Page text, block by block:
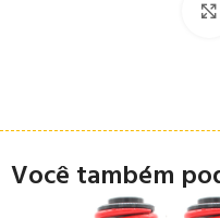
Você também